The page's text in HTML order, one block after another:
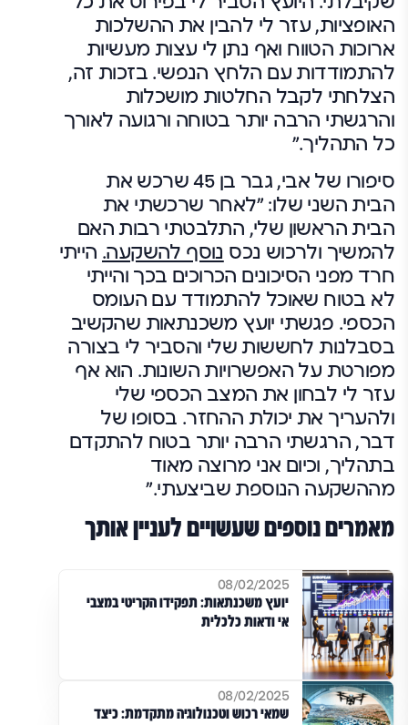
האופציות, עזר לי להבין את ההשלכות
ארוכות הטווח ואף נתן לי עצות מעשיות
להתמודדות עם הלחץ הנפשי. בזכות זה,
הצלחתי לקבל החלטות מושכלות
והרגשתי הרבה יותר בטוחה ורגועה לאורך
כל התהליך."
סיפורו של אבי, גבר בן 45 שרכש את
הבית השני שלו: "לאחר שרכשתי את
הבית הראשון שלי, התלבטתי רבות האם
להמשיך ולרכוש נכס נוסף להשקעה. הייתי
חרד מפני הסיכונים הכרוכים בכך והייתי
לא בטוח שאוכל להתמודד עם העומס
הכספי. פגשתי יועץ משכנתאות שהקשיב
בסבלנות לחששות שלי והסביר לי בצורה
מפורטת על האפשרויות השונות. הוא אף
עזר לי לבחון את המצב הכספי שלי
ולהעריך את יכולת ההחזר. בסופו של
דבר, הרגשתי הרבה יותר בטוח להתקדם
בתהליך, וכיום אני מרוצה מאוד
מההשקעה הנוספת שביצעתי."
מאמרים נוספים שעשויים לעניין אותך
08/02/2025
יועץ משכנתאות: תפקידו הקריטי במצבי
אי ודאות כלכלית
08/02/2025
שמאי רכוש וטכנולוגיה מתקדמת: כיצד